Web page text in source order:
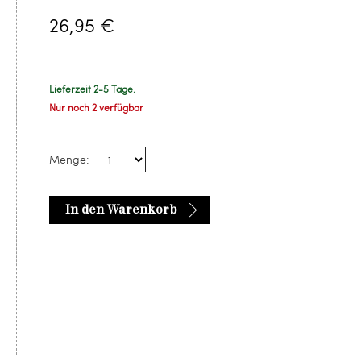
26,95 €
Lieferzeit 2-5 Tage.
Nur noch 2 verfügbar
Menge:
In den Warenkorb